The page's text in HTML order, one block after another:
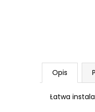
Opis
Łatwa